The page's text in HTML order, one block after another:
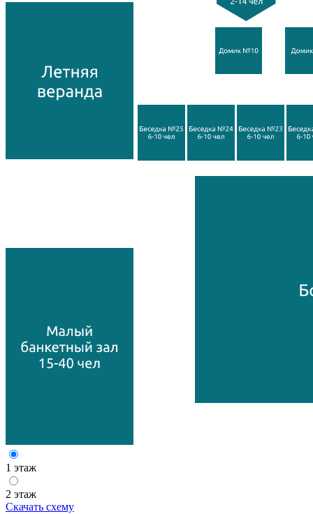
1 этаж
2 этаж
Скачать схему